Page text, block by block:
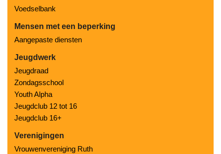
Voedselbank
Mensen met een beperking
Aangepaste diensten
Jeugdwerk
Jeugdraad
Zondagsschool
Youth Alpha
Jeugdclub 12 tot 16
Jeugdclub 16+
Verenigingen
Vrouwenvereniging Ruth